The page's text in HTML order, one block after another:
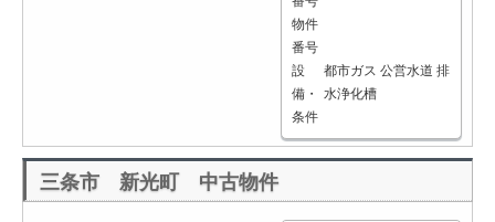
物件
番号
設
備・
条件
都市ガス 公営水道 排
水浄化槽
三条市 新光町 中古物件